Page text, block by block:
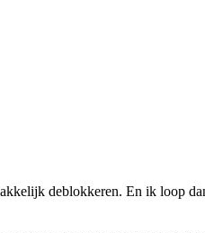
deblokkeren. En ik loop